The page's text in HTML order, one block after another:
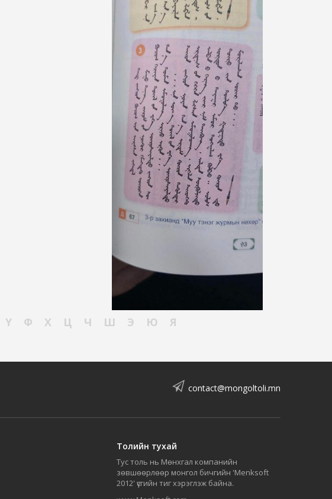
Ү Ф Х Ц Ч Ш Э Ю Я
contact@mongoltoli.mn
Толийн тухай
Тус толь нь Мөнхгал компанийн
зөвшөөрлөөр монгол бичгийн 'Menksoft
2012' үсгийн тиг хэрэглэж байна.